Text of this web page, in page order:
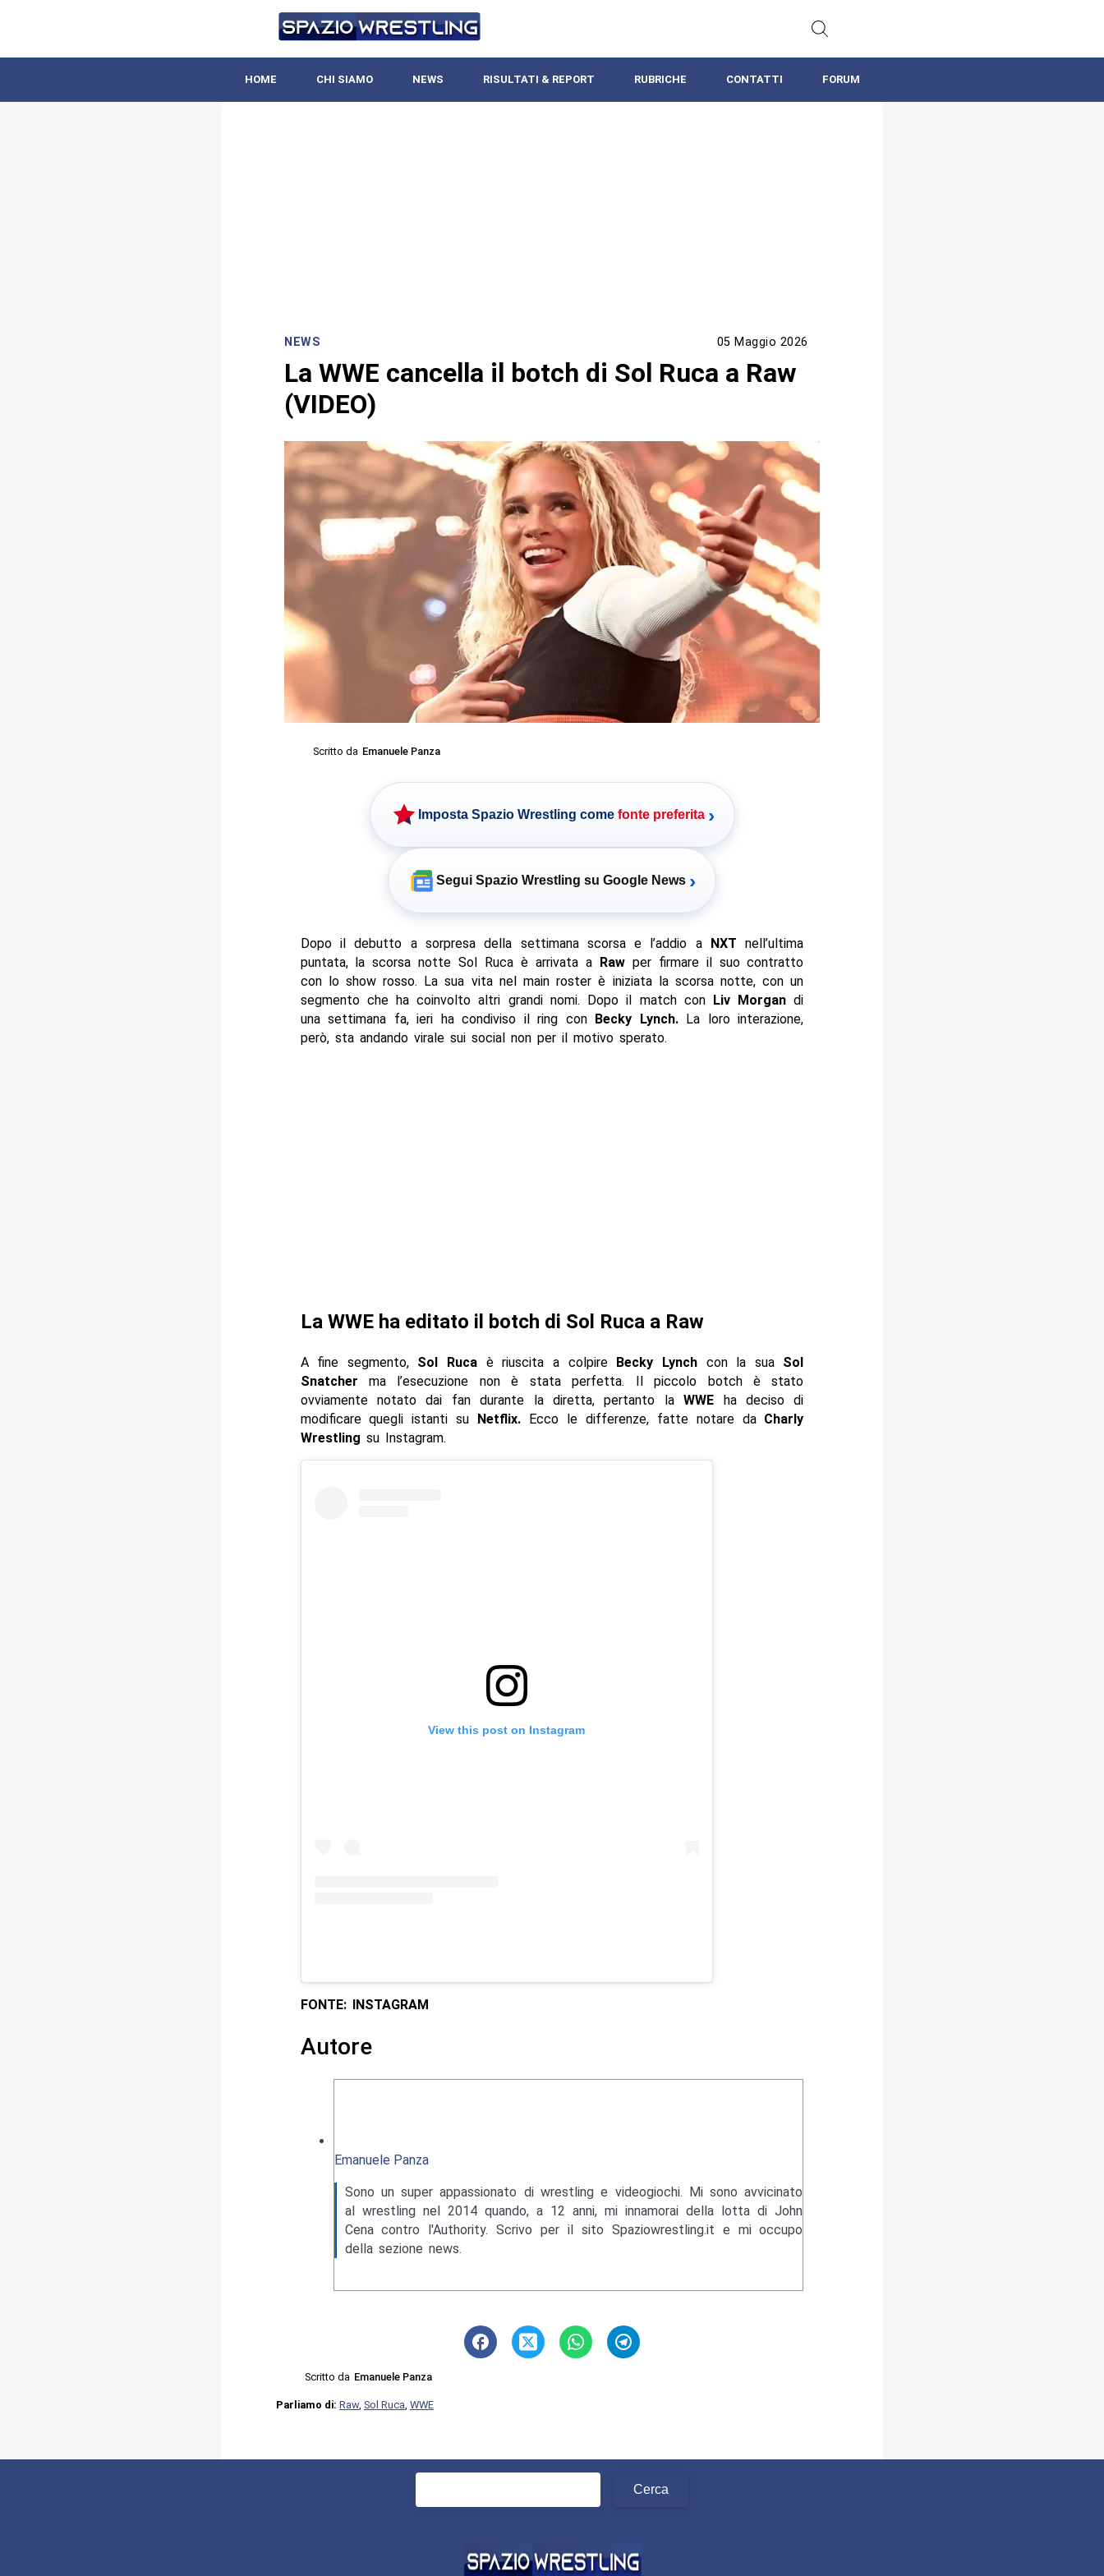
HOME CHI SIAMO NEWS RISULTATI & REPORT RUBRICHE CONTATTI FORUM
NEWS 05 Maggio 2026
La WWE cancella il botch di Sol Ruca a Raw
(VIDEO)
Scritto da Emanuele Panza
Imposta Spazio Wrestling come fonte preferita ›
Segui Spazio Wrestling su Google News ›
Dopo il debutto a sorpresa della settimana scorsa e l’addio a NXT nell’ultima
puntata, la scorsa notte Sol Ruca è arrivata a Rawper firmare il suo contratto
con lo show rosso. La sua vita nel main roster è iniziata la scorsa notte, con un
segmento che ha coinvolto altri grandi nomi. Dopo il match con Liv Morgan di
una settimana fa, ieri ha condiviso il ring con Becky Lynch.La loro interazione,
però, sta andando virale sui social non per il motivo sperato.
La WWE ha editato il botch di Sol Ruca a Raw
A fine segmento, Sol Ruca è riuscita a colpire Becky Lynchcon la suaSol
Snatcher ma l’esecuzione non è stata perfetta. Il piccolo botch è stato
ovviamente notato dai fan durante la diretta, pertanto laWWE ha deciso di
modificare quegli istanti su Netflix. Ecco le differenze, fatte notare da Charly
Wrestling su Instagram.
View this post on Instagram
FONTE: INSTAGRAM
Autore
Emanuele Panza
Sono un super appassionato di wrestling e videogiochi. Mi sono avvicinato
al wrestling nel 2014 quando, a 12 anni, mi innamorai della lotta di John
Cena contro l'Authority. Scrivo per il sito Spaziowrestling.it e mi occupo
della sezione news.
Scritto da Emanuele Panza
Parliamo di: Raw, Sol Ruca, WWE
Ricerca